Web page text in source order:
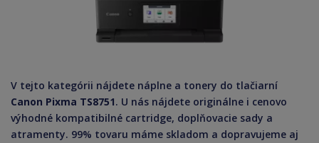
V tejto kategórii nájdete náplne a tonery do tlačiarní
Canon Pixma TS8751. U nás nájdete originálne i cenovo
výhodné kompatibilné cartridge, doplňovacie sady a
atramenty. 99% tovaru máme skladom a dopravujeme aj